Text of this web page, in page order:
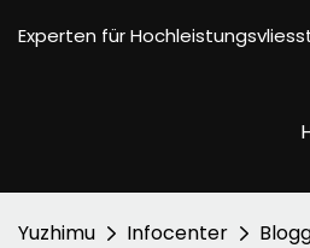
Experten für
Yuzhimu Infocenter